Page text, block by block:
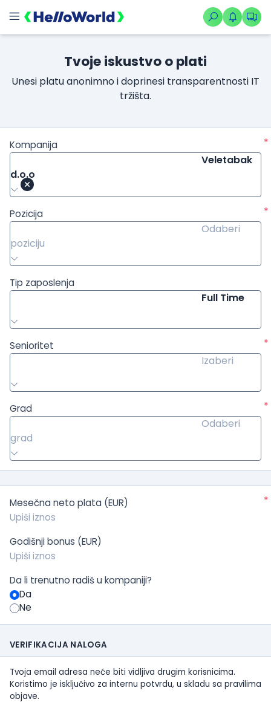
Tvoje iskustvo o plati
Unesi platu anonimno i doprinesi transparentnosti IT
tržišta.
Kompanija
*
Veletabak
d.o.o
Pozicija
*
Odaberi
poziciju
Tip zaposlenja
Full Time
Senioritet
*
Izaberi
Grad
*
Odaberi
grad
Mesečna neto plata (EUR) *
Godišnji bonus (EUR)
Da li trenutno radiš u kompaniji?
Da
Ne
VERIFIKACIJA NALOGA
Tvoja email adresa neće biti vidljiva drugim korisnicima.
Koristimo je isključivo za internu potvrdu, u skladu sa pravilima
objave.